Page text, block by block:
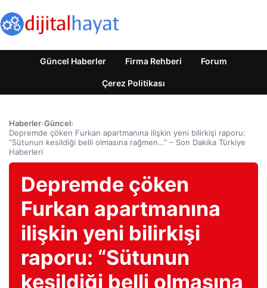
Güncel Haberler Firma Rehberi Forum
Çerez Politikası
Haberler›Güncel›
Depremde çöken Furkan apartmanına ilişkin yeni bilirkişi raporu:
“Sütunun kesildiği belli olmasına rağmen…” – Son Dakika Türkiye
Haberleri
Depremde çöken
Furkan apartmanına
ilişkin yeni bilirkişi
raporu: “Sütunun
kesildiği belli olmasına